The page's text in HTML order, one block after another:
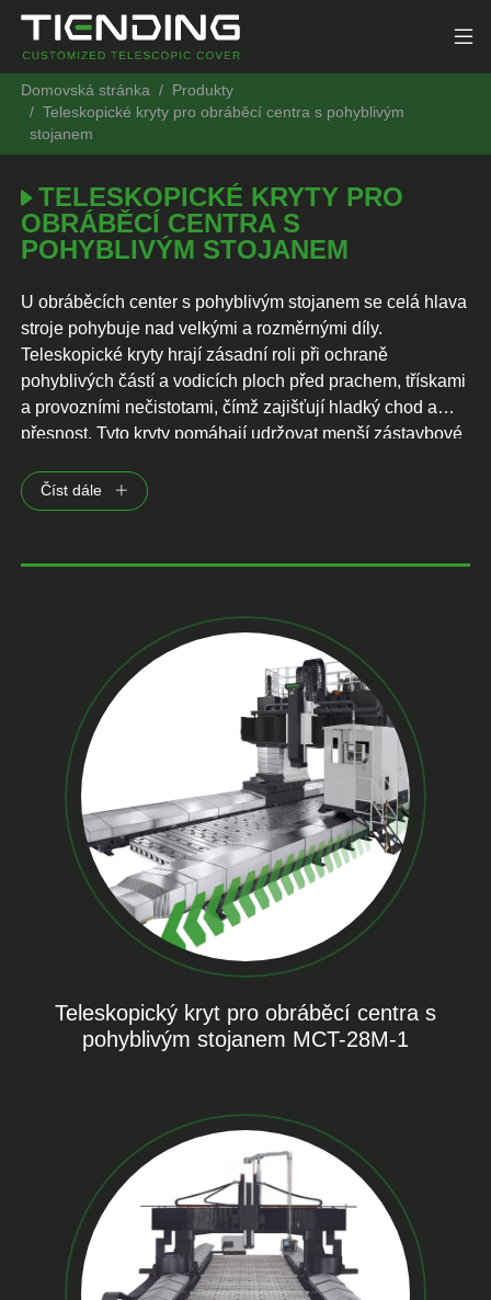
Domovská stránka
Produkty
Teleskopické kryty pro obráběcí centra s pohyblivým
stojanem
TELESKOPICKÉ KRYTY PRO
OBRÁBĚCÍ CENTRA S
POHYBLIVÝM STOJANEM
U obráběcích center s pohyblivým stojanem se celá hlava
stroje pohybuje nad velkými a rozměrnými díly.
Teleskopické kryty hrají zásadní roli při ochraně
pohyblivých částí a vodicích ploch před prachem, třískami
a provozními nečistotami, čímž zajišťují hladký chod a
přesnost. Tyto kryty pomáhají udržovat menší zástavbové
efektivní obrábění zápustek, forem a složitých součástí.
Číst dále
Teleskopický kryt pro obráběcí centra s
pohyblivým stojanem MCT-28M-1